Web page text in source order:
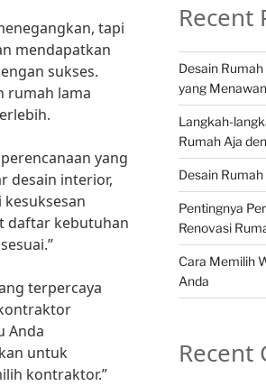
tapi
mendapatkan
sukses.
rumah lama
yang
desain interior,
kesuksesan
daftar kebutuhan
terpercaya
Anda
untuk
kontraktor.”
Recent
Desain
yang Menawan
Langkah-
Rumah Aja
Desain
Pentingnya
Renovasi
Cara Memilih
Anda
Recent